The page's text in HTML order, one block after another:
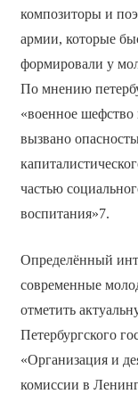
композиторы и
армии, которые
формировали у
По мнению
«военное
вызвано
частью
воспитания»7.
Определённый
современные
отметить
Петербургского
«Организация и
комиссии в